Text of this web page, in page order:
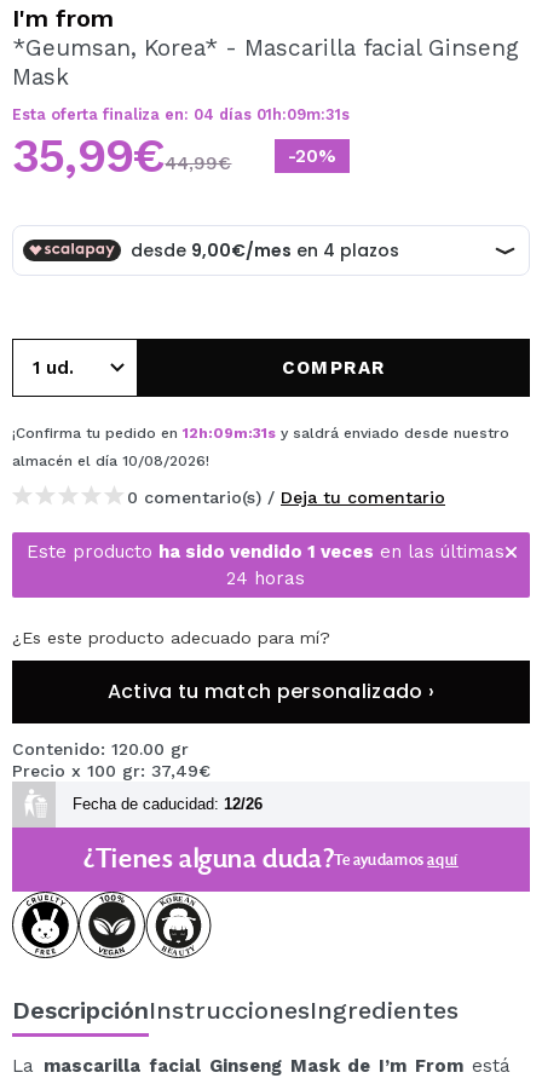
Al crear una cuenta en Maquillalia.com podrás realizar
tus compras rápidamente, revisar el estado de tus
I'm from
*Geumsan, Korea* - Mascarilla facial Ginseng
Mask
Esta oferta finaliza en: 04 días 01 h:09m:31s
-20%
35,99€44,99€
COMPRAR
¡Confirma tu pedido en 12h:09m:31s y saldrá enviado desde nuestro
almacén el día 10/08/2026!
0 comentario(s) / Deja tu comentario
Este producto ha sido vendido 1 veces en las últimas
24 horas
¿Es este producto adecuado para mí?
Activa tu match personalizado ›
Contenido: 120.00 gr
Precio x 100 gr: 37,49€
Fecha de caducidad: 12/26
¿Tienes alguna duda?Te ayudamosaquí
DescripciónInstruccionesIngredientes
La mascarilla facial Ginseng Mask de I’m From está